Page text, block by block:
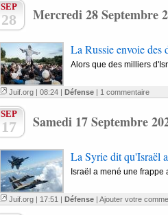
SEP
28 Mercredi 28 Septembre
La Russie envoie des
Alors que des milliers
Juif.org| 08:24 | Défense| 1 commentaire
SEP
17 Samedi 17 Septembre
La Syrie dit qu'Israël
Israël a mené une
Juif.org| 17:51 | Défense| Ajouter votre